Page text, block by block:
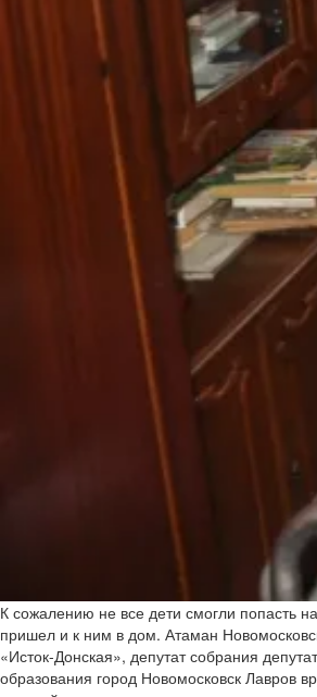
К сожалению не все дети смогли попасть
пришел и к ним в дом. Атаман
«Исток-Донская», депутат собрания
образования город Новомосковск Лавров